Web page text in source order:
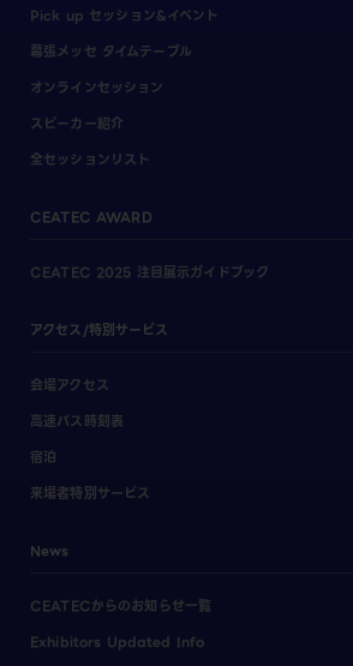
Pick up セッション&イベント
幕張メッセ タイムテーブル
オンラインセッション
スピーカー紹介
全セッションリスト
CEATEC AWARD
CEATEC 2025 注目展示ガイドブック
アクセス/特別サービス
会場アクセス
高速バス時刻表
宿泊
来場者特別サービス
News
CEATECからのお知らせ一覧
Exhibitors Updated Info